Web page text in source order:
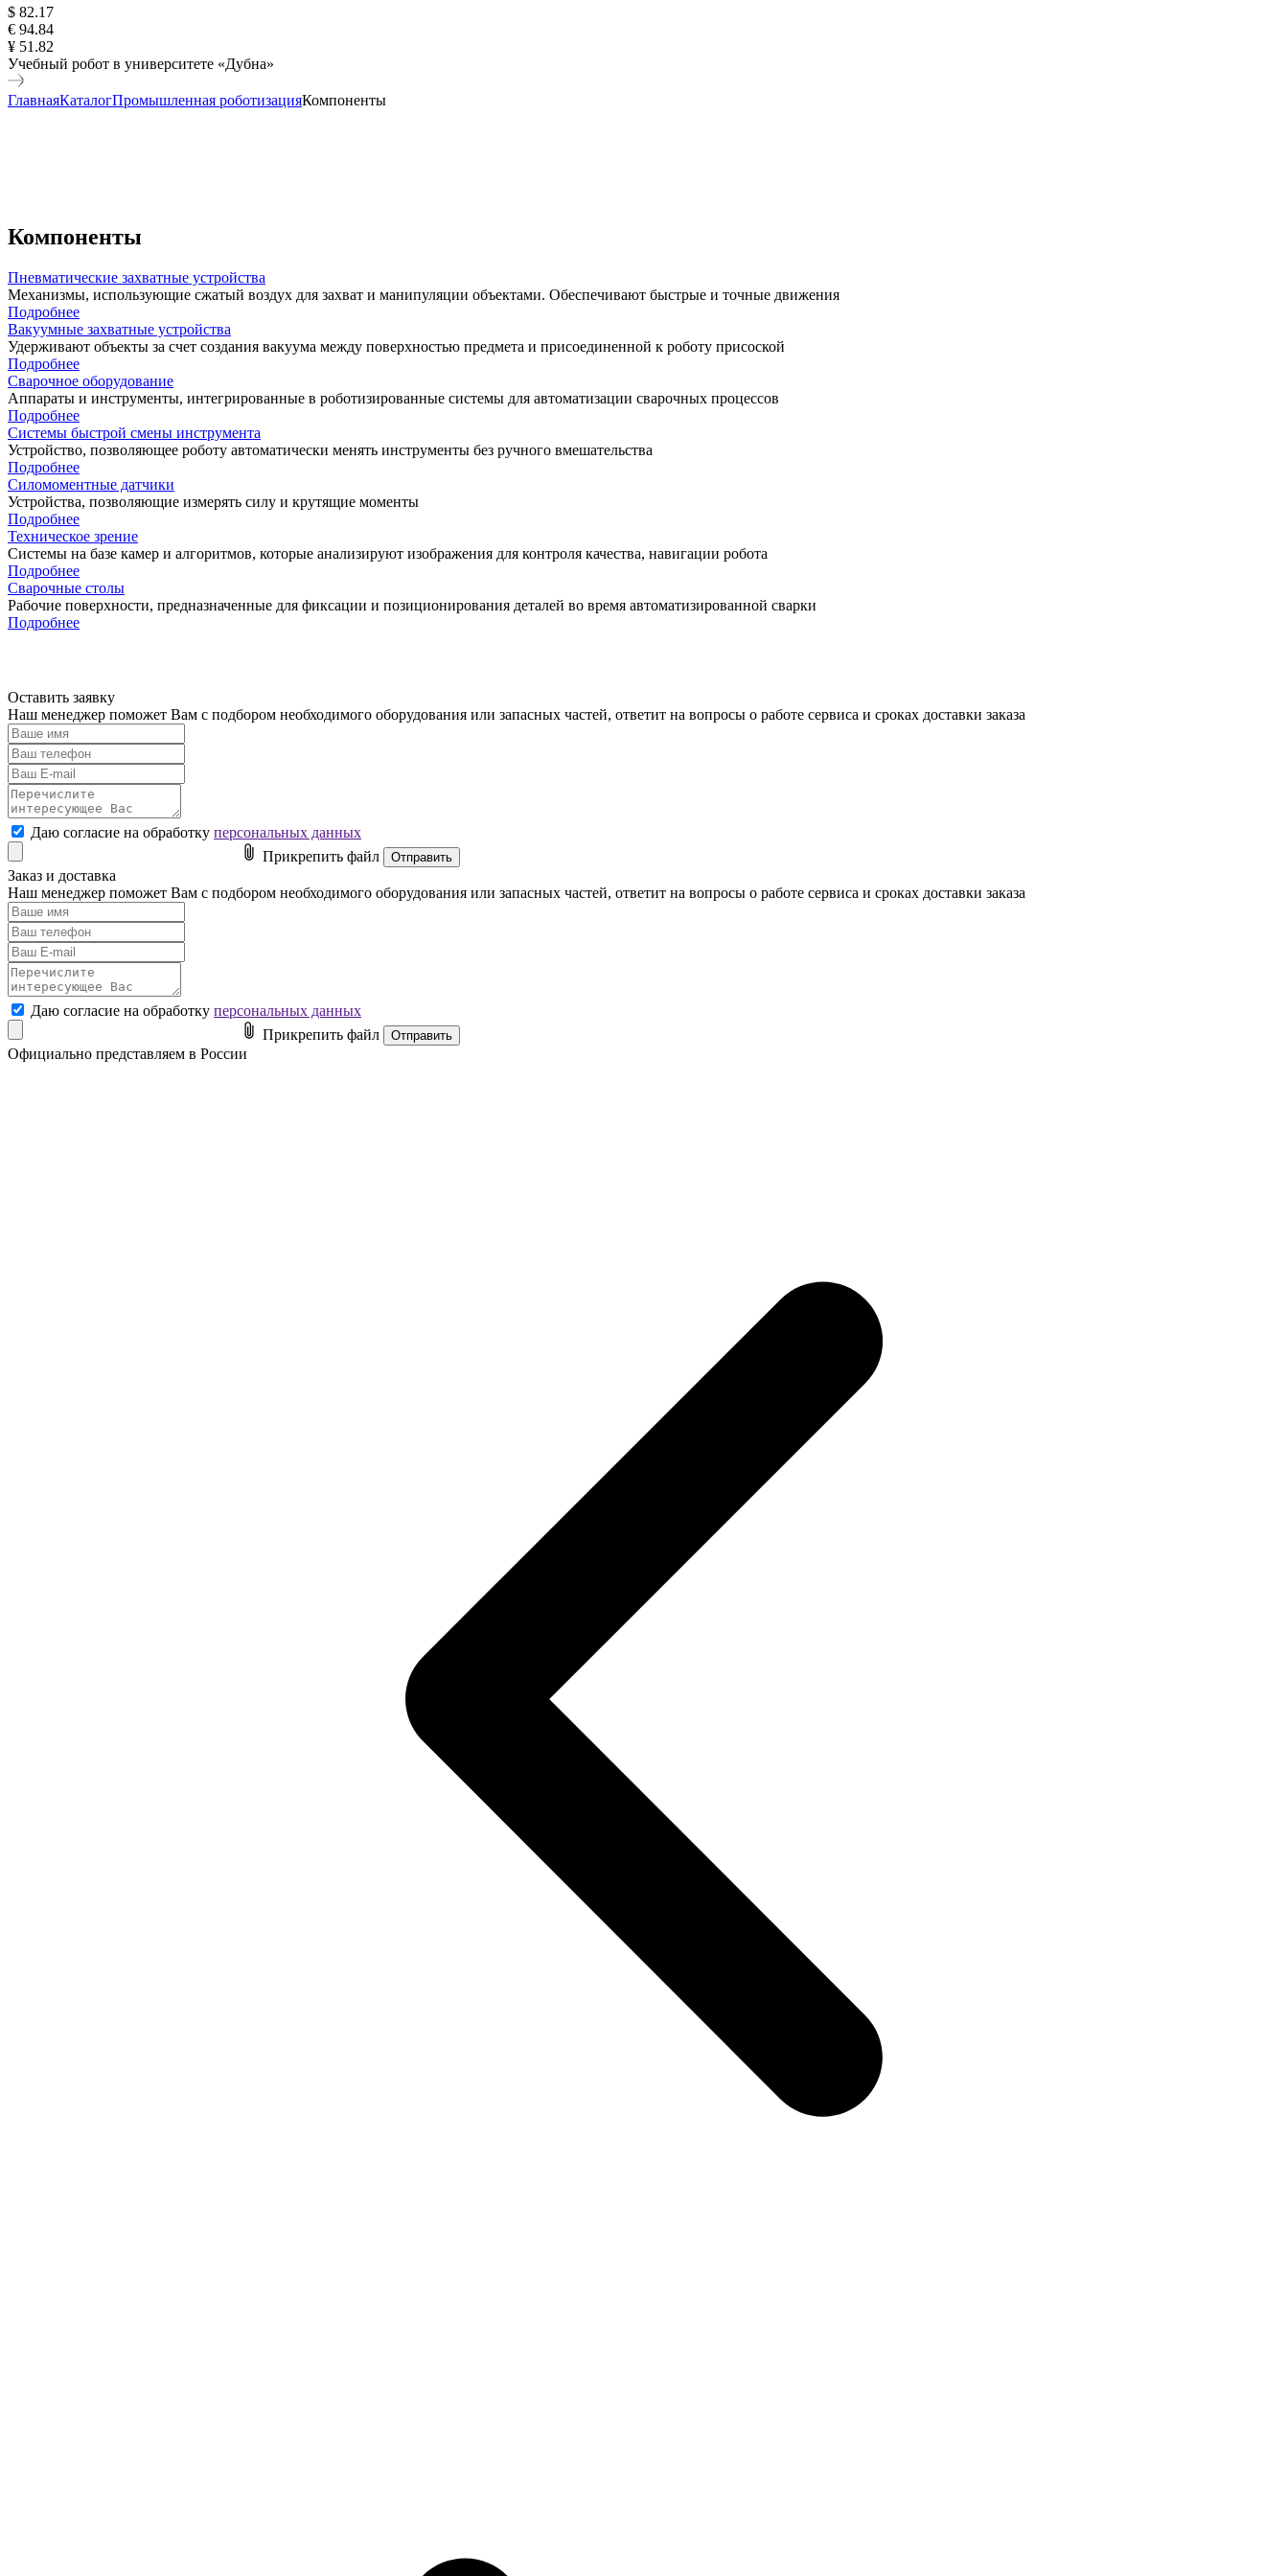
$ 82.17
€ 94.84
¥ 51.82
Учебный робот в университете «Дубна»
ГлавнаяКаталогПромышленная роботизацияКомпоненты
Компоненты
Пневматические захватные устройства
Механизмы, использующие сжатый воздух для захват и манипуляции объектами. Обеспечивают быстрые и точные движения
Подробнее
Вакуумные захватные устройства
Удерживают объекты за счет создания вакуума между поверхностью предмета и присоединенной к роботу присоской
Подробнее
Сварочное оборудование
Аппараты и инструменты, интегрированные в роботизированные системы для автоматизации сварочных процессов
Подробнее
Системы быстрой смены инструмента
Устройство, позволяющее роботу автоматически менять инструменты без ручного вмешательства
Подробнее
Силомоментные датчики
Устройства, позволяющие измерять силу и крутящие моменты
Подробнее
Техническое зрение
Системы на базе камер и алгоритмов, которые анализируют изображения для контроля качества, навигации робота
Подробнее
Сварочные столы
Рабочие поверхности, предназначенные для фиксации и позиционирования деталей во время автоматизированной сварки
Подробнее
Оставить заявку
Наш менеджер поможет Вам с подбором необходимого оборудования или запасных частей, ответит на вопросы о работе сервиса и сроках доставки заказа
Даю согласие на обработку персональных данных
Прикрепить файл
Заказ и доставка
Наш менеджер поможет Вам с подбором необходимого оборудования или запасных частей, ответит на вопросы о работе сервиса и сроках доставки заказа
Даю согласие на обработку персональных данных
Прикрепить файл
Официально представляем в России